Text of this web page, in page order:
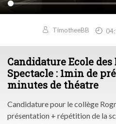
TimotheeBB
Candidature Ecole
Spectacle : 1min de
minutes de théatre
Candidature pour le collège
présentation + répétition de la